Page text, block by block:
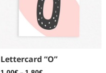
Lettercard “O”